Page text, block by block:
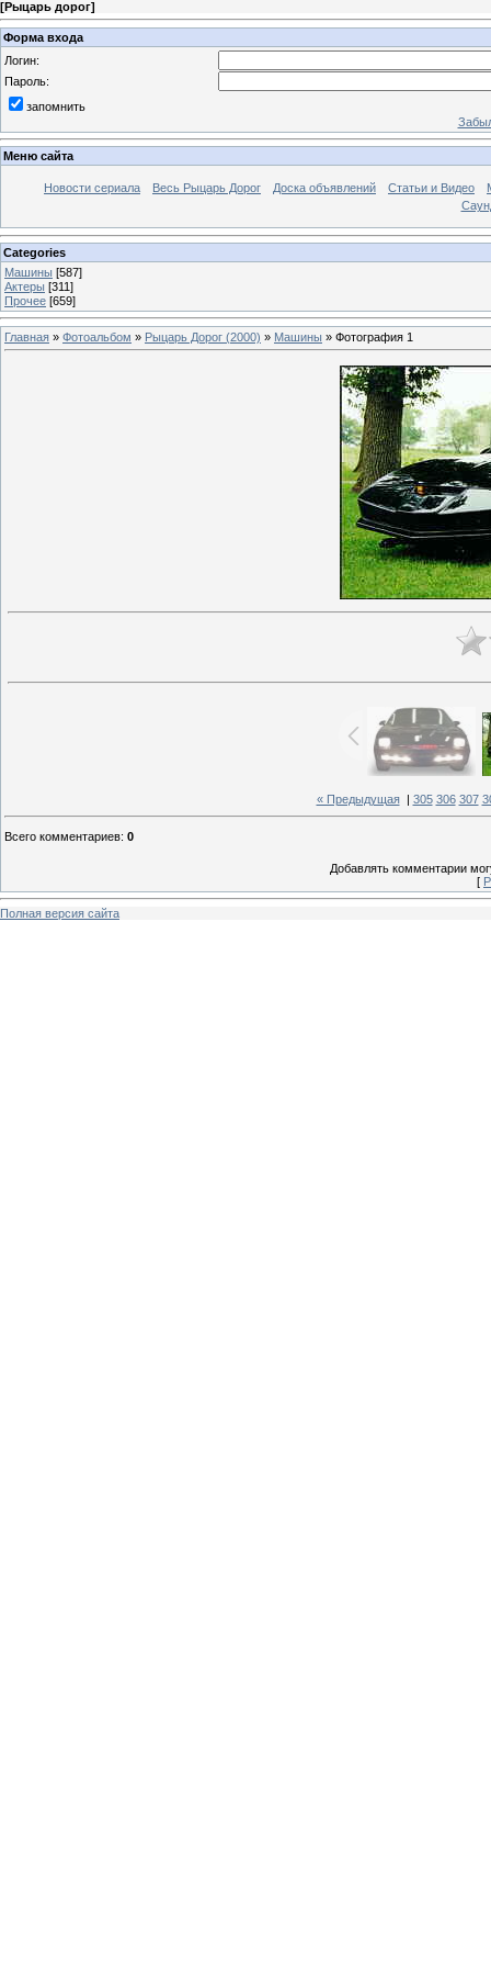
[Рыцарь дорог]
Форма входа
Логин:
Пароль:
запомнить
Меню сайта
Новости сериала Весь Рыцарь Дорог Доска объявлений Статьи и Видео
Categories
Машины [587]
Актеры [311]
Прочее [659]
Главная » Фотоальбом » Рыцарь Дорог (2000) » Машины » Фотография 1
« Предыдущая| 305 306 307
Всего комментариев: 0
Добавлять комментарии
[
Полная версия сайта